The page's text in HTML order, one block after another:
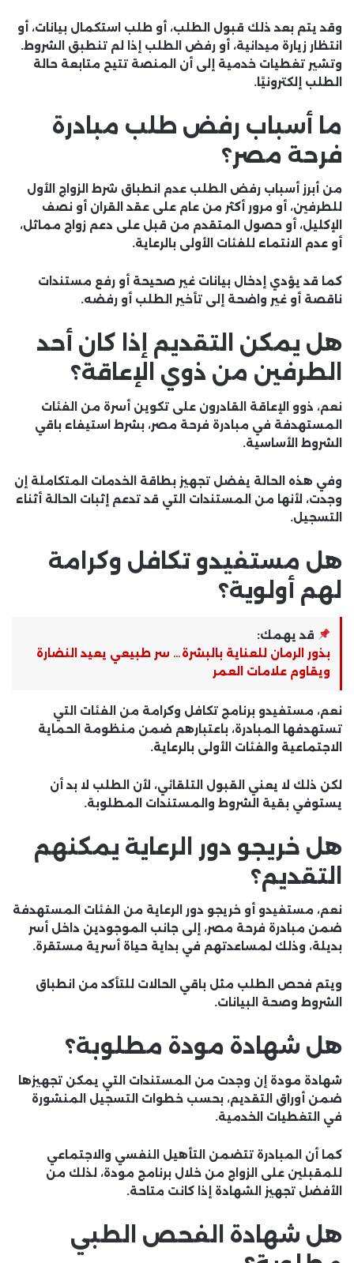
وقد يتم بعد ذلك قبول الطلب، أو طلب استكمال بيانات، أو
انتظار زيارة ميدانية، أو رفض الطلب إذا لم تنطبق الشروط.
وتشير تغطيات خدمية إلى أن المنصة تتيح متابعة حالة
الطلب إلكترونيًا.
ما أسباب رفض طلب مبادرة
فرحة مصر؟
من أبرز أسباب رفض الطلب عدم انطباق شرط الزواج الأول
للطرفين، أو مرور أكثر من عام على عقد القران أو نصف
الإكليل، أو حصول المتقدم من قبل على دعم زواج مماثل،
أو عدم الانتماء للفئات الأولى بالرعاية.
كما قد يؤدي إدخال بيانات غير صحيحة أو رفع مستندات
ناقصة أو غير واضحة إلى تأخير الطلب أو رفضه.
هل يمكن التقديم إذا كان أحد
الطرفين من ذوي الإعاقة؟
نعم، ذوو الإعاقة القادرون على تكوين أسرة من الفئات
المستهدفة في مبادرة فرحة مصر، بشرط استيفاء باقي
الشروط الأساسية.
وفي هذه الحالة يفضل تجهيز بطاقة الخدمات المتكاملة إن
وجدت، لأنها من المستندات التي قد تدعم إثبات الحالة أثناء
التسجيل.
هل مستفيدو تكافل وكرامة
لهم أولوية؟
قد يهمك:
بذور الرمان للعناية بالبشرة… سر طبيعي يعيد النضارة
ويقاوم علامات العمر
نعم، مستفيدو برنامج تكافل وكرامة من الفئات التي
تستهدفها المبادرة، باعتبارهم ضمن منظومة الحماية
الاجتماعية والفئات الأولى بالرعاية.
لكن ذلك لا يعني القبول التلقائي، لأن الطلب لا بد أن
يستوفي بقية الشروط والمستندات المطلوبة.
هل خريجو دور الرعاية يمكنهم
التقديم؟
نعم، مستفيدو أو خريجو دور الرعاية من الفئات المستهدفة
ضمن مبادرة فرحة مصر، إلى جانب الموجودين داخل أسر
بديلة، وذلك لمساعدتهم في بداية حياة أسرية مستقرة.
ويتم فحص الطلب مثل باقي الحالات للتأكد من انطباق
الشروط وصحة البيانات.
هل شهادة مودة مطلوبة؟
شهادة مودة إن وجدت من المستندات التي يمكن تجهيزها
ضمن أوراق التقديم، بحسب خطوات التسجيل المنشورة
في التغطيات الخدمية.
كما أن المبادرة تتضمن التأهيل النفسي والاجتماعي
للمقبلين على الزواج من خلال برنامج مودة، لذلك من
الأفضل تجهيز الشهادة إذا كانت متاحة.
هل شهادة الفحص الطبي